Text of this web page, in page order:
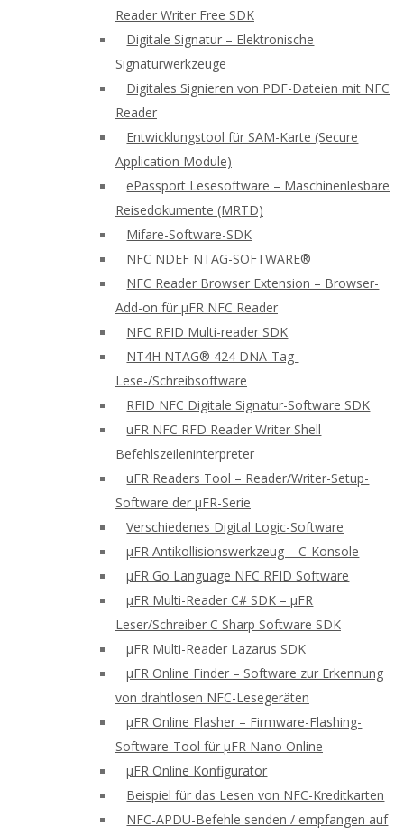
Reader Writer Free SDK
Digitale Signatur – Elektronische
Signaturwerkzeuge
Digitales Signieren von PDF-Dateien mit NFC
Reader
Entwicklungstool für SAM-Karte (Secure
Application Module)
ePassport Lesesoftware – Maschinenlesbare
Reisedokumente (MRTD)
Mifare-Software-SDK
NFC NDEF NTAG-SOFTWARE®
NFC Reader Browser Extension – Browser-
Add-on für μFR NFC Reader
NFC RFID Multi-reader SDK
NT4H NTAG® 424 DNA-Tag-
Lese-/Schreibsoftware
RFID NFC Digitale Signatur-Software SDK
uFR NFC RFD Reader Writer Shell
Befehlszeileninterpreter
uFR Readers Tool – Reader/Writer-Setup-
Software der μFR-Serie
Verschiedenes Digital Logic-Software
μFR Antikollisionswerkzeug – C-Konsole
μFR Go Language NFC RFID Software
μFR Multi-Reader C# SDK – μFR
Leser/Schreiber C Sharp Software SDK
μFR Multi-Reader Lazarus SDK
μFR Online Finder – Software zur Erkennung
von drahtlosen NFC-Lesegeräten
μFR Online Flasher – Firmware-Flashing-
Software-Tool für μFR Nano Online
μFR Online Konfigurator
Beispiel für das Lesen von NFC-Kreditkarten
NFC-APDU-Befehle senden / empfangen auf